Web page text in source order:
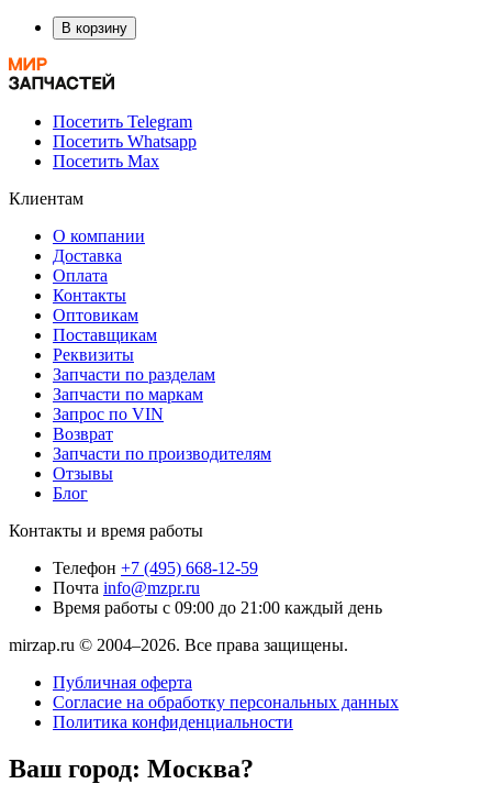
В корзину
Посетить Telegram
Посетить Whatsapp
Посетить Max
Клиентам
О компании
Доставка
Оплата
Контакты
Оптовикам
Поставщикам
Реквизиты
Запчасти по разделам
Запчасти по маркам
Запрос по VIN
Возврат
Запчасти по производителям
Отзывы
Блог
Контакты и время работы
Телефон +7 (495) 668-12-59
Почта info@mzpr.ru
Время работы с 09:00 до 21:00 каждый день
mirzap.ru © 2004–2026. Все права защищены.
Публичная оферта
Согласие на обработку персональных данных
Политика конфиденциальности
Ваш город: Москва?